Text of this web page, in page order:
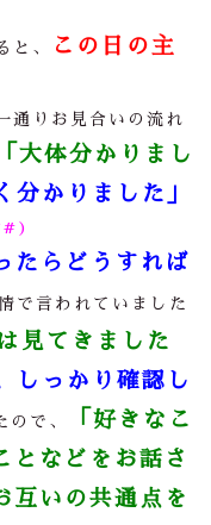
と、
この日の主
通りお見合いの流れ
「大体分かりまし
分かりました」
たらどうすれば
で言われていました
見てきました
しっかり確認し
ので、
「好きなこ
となどをお話さ
互いの共通点を